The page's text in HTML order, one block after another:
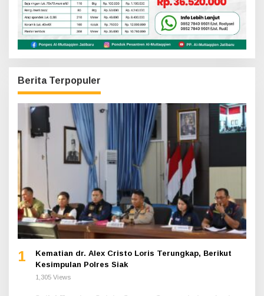
Berita Terpopuler
1
Kematian dr. Alex Cristo Loris Terungkap, Berikut
Kesimpulan Polres Siak
1,305 Views